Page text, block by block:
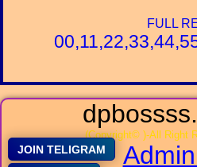
FULL
(Copyright© )-All Right
JOIN TELIGRAM